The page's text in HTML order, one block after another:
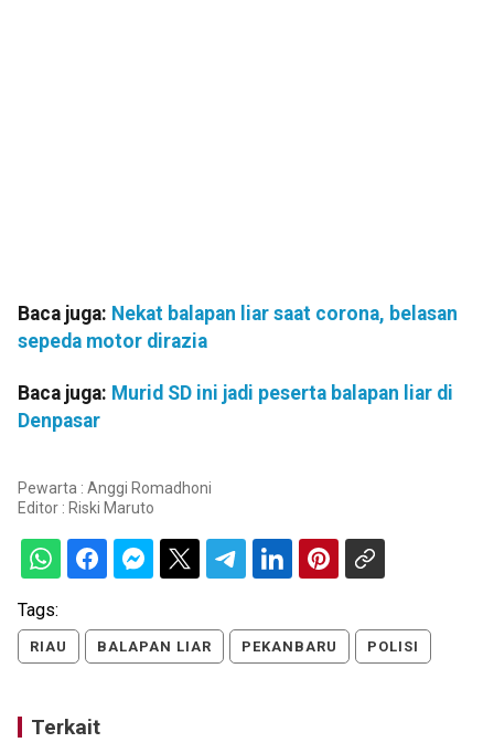
Baca juga: Nekat balapan liar saat corona, belasan
sepeda motor dirazia
Baca juga: Murid SD ini jadi peserta balapan liar di
Denpasar
Pewarta : Anggi Romadhoni
Editor : Riski Maruto
Tags:
RIAU BALAPAN LIAR PEKANBARU POLISI
Terkait